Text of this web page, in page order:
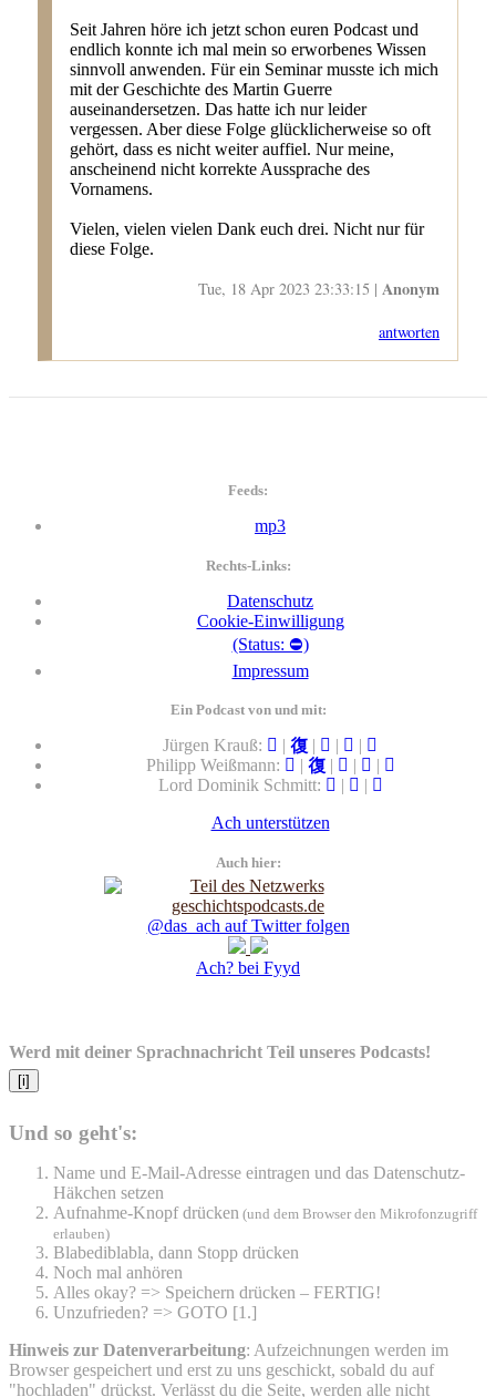
Seit Jahren höre ich jetzt schon euren Podcast und
endlich konnte ich mal mein so erworbenes Wissen
sinnvoll anwenden. Für ein Seminar musste ich mich
mit der Geschichte des Martin Guerre
auseinandersetzen. Das hatte ich nur leider
vergessen. Aber diese Folge glücklicherweise so oft
gehört, dass es nicht weiter auffiel. Nur meine,
anscheinend nicht korrekte Aussprache des
Vornamens.
Vielen, vielen vielen Dank euch drei. Nicht nur für
diese Folge.
Tue, 18 Apr 2023 23:33:15 | Anonym
antworten
Feeds:
mp3
Rechts-Links:
Datenschutz
Cookie-Einwilligung
(Status: ⛔)
Impressum
Ein Podcast von und mit:
Jürgen Krauß: | | |
|
Philipp Weißmann:
| | |
|
Lord Dominik Schmitt:
|
|
Ach unterstützen
Auch hier:
@das_ach auf Twitter folgen
Ach? bei Fyyd
Werd mit deiner Sprachnachricht Teil unseres Podcasts!
[i]
Und so geht's:
Name und E-Mail-Adresse eintragen und das Datenschutz-
Häkchen setzen
Aufnahme-Knopf drücken (und dem Browser den Mikrofonzugriff
erlauben)
Blabediblabla, dann Stopp drücken
Noch mal anhören
Alles okay? => Speichern drücken – FERTIG!
Unzufrieden? => GOTO [1.]
Hinweis zur Datenverarbeitung: Aufzeichnungen werden im
Browser gespeichert und erst zu uns geschickt, sobald du auf
"hochladen" drückst. Verlässt du die Seite, werden alle nicht